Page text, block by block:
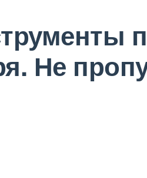
Не